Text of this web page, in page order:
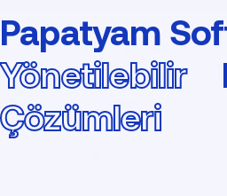
Papatyam
Yönetilebilir
Çözümleri